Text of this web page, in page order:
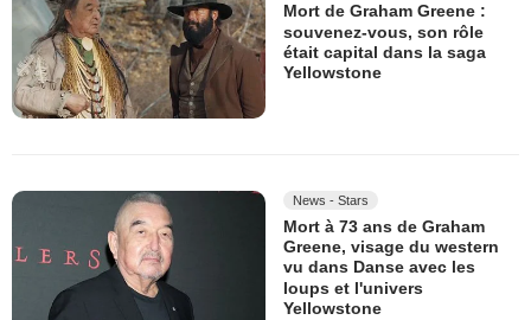
Mort de Graham Greene :
souvenez-vous, son rôle
était capital dans la saga
Yellowstone
News - Stars
Mort à 73 ans de Graham
Greene, visage du western
vu dans Danse avec les
loups et l'univers
Yellowstone